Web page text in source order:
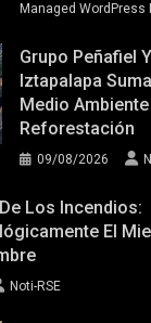
Managed WordPress
Grupo Peñafiel
Iztapalapa
Medio
Reforestación
09/08/2026
Los Incendios:
El
Noti-RSE